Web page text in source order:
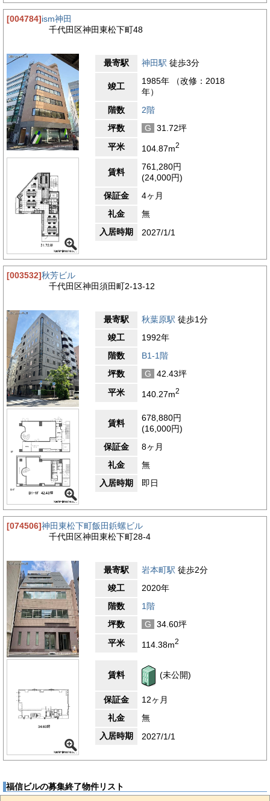
[004784]ism神田
千代田区神田東松下町48
最寄駅 神田駅 徒歩3分
竣工
1985年 （改修：2018
年）
階数
2階
坪数
G
31.72坪
平米
104.87m2
賃料
761,280円
(24,000円)
保証金
4ヶ月
礼金
無
入居時期
2027/1/1
[003532]秋芳ビル
千代田区神田須田町2-13-12
最寄駅 秋葉原駅 徒歩1分
竣工
1992年
階数
B1-1階
坪数
G
42.43坪
平米
140.27m2
賃料
678,880円
(16,000円)
保証金
8ヶ月
礼金
無
入居時期
即日
[074506]神田東松下町飯田鋲螺ビル
千代田区神田東松下町28-4
最寄駅 岩本町駅 徒歩2分
竣工
2020年
階数
1階
坪数
G
34.60坪
平米
114.38m2
賃料 (未公開)
保証金
12ヶ月
礼金
無
入居時期
2027/1/1
福信ビルの募集終了物件リスト